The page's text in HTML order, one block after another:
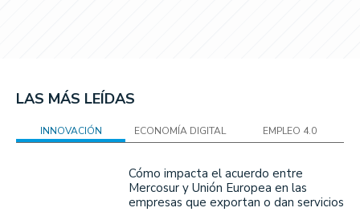
LAS MÁS LEÍDAS
INNOVACIÓN ECONOMÍA DIGITAL EMPLEO 4.0
Cómo impacta el acuerdo entre
Mercosur y Unión Europea en las
empresas que exportan o dan servicios